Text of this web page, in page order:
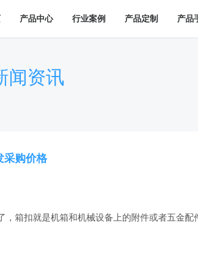
产品中心 行业案例 产品定制 产品
闻资讯
采购价格
，箱扣就是机箱和机械设备上的附件或者五金